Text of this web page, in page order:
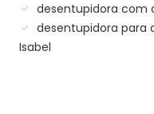
desentupidora com
desentupidora para
Isabel